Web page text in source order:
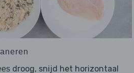
droog, snijd het horizontaal